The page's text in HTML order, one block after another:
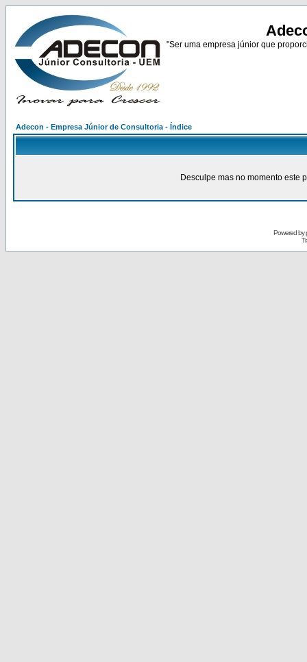
"Ser uma empresa júnior que
Adecon - Empresa Júnior de Consultoria - Índice
Desculpe mas no momento este
Powered by